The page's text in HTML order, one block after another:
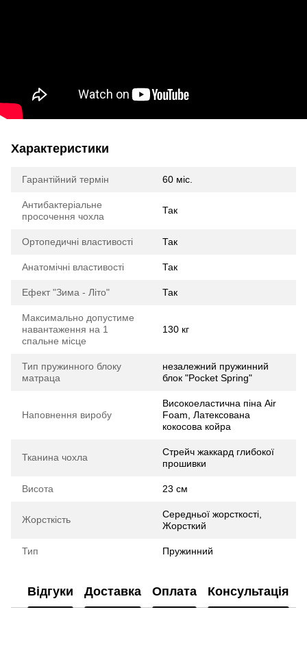
Характеристики
Гарантійний термін 60 міс.
Антибактеріальне
просочення чохла
Так
Ортопедичні властивості Так
Анатомічні властивості Так
Ефект "Зима - Літо" Так
Максимально допустиме
навантаження на 1
спальне місце
130 кг
Тип пружинного блоку
матраца
незалежний пружинний
блок "Pocket Spring"
Наповнення виробу
Високоеластична піна Air
Foam, Латексована
кокосова койра
Тканина чохла
Стрейч жаккард глибокої
прошивки
Висота 23 см
Жорсткість
Середньої жорсткості,
Жорсткий
Тип Пружинний
Відгуки Доставка Оплата Консультація